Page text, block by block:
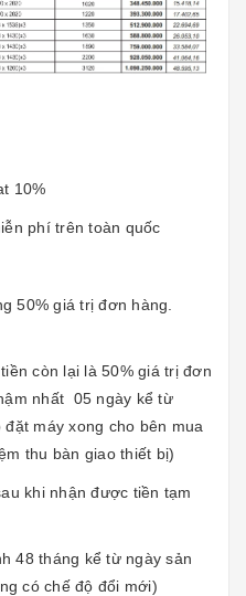
10%
phí trên toàn quốc
50% giá trị đơn hàng.
còn lại là 50% giá trị đơn
nhất 05 ngày kể từ
máy xong cho bên mua
thu bàn giao thiết bị)
khi nhận được tiền tạm
48 tháng kể từ ngày sản
có chế độ đổi mới)